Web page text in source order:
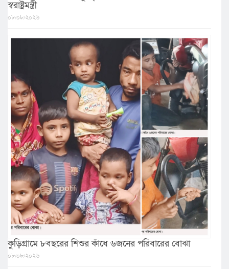
স্বরাষ্ট্রমন্ত্রী
০৮/০৮/২০২৬
কুড়িগ্রামে ৮বছরের শিশুর কাঁধে ৬জনের পরিবারের বোঝা
০৮/০৮/২০২৬